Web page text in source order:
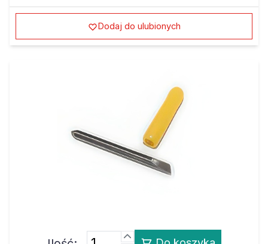
Dodaj do ulubionych